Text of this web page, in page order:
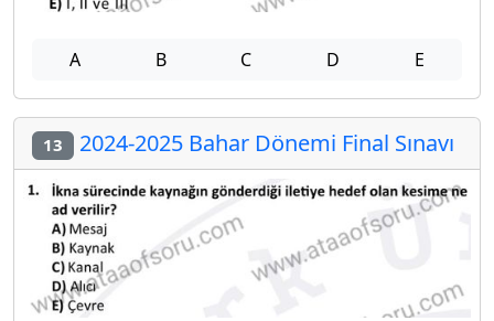
A B C D E
13 2024-2025 Bahar Dönemi Final Sınavı